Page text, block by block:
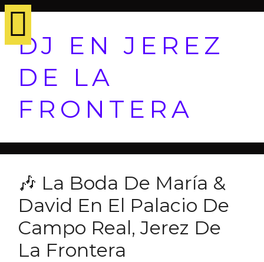
DJ EN JEREZ
DE LA
FRONTERA
🎶 La Boda De María &
David En El Palacio De
Campo Real, Jerez De
La Frontera